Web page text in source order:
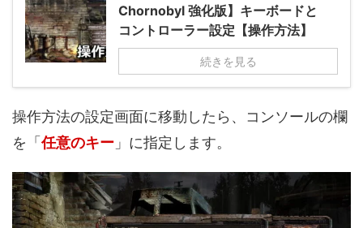
Chornobyl 強化版】キーボードと
コントローラー設定【操作方法】
続きを見る
操作方法の設定画面に移動したら、コンソールの欄
を「任意のキー 」に指定します。